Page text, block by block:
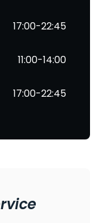
17:00-22:45
11:00-14:00
17:00-22:45